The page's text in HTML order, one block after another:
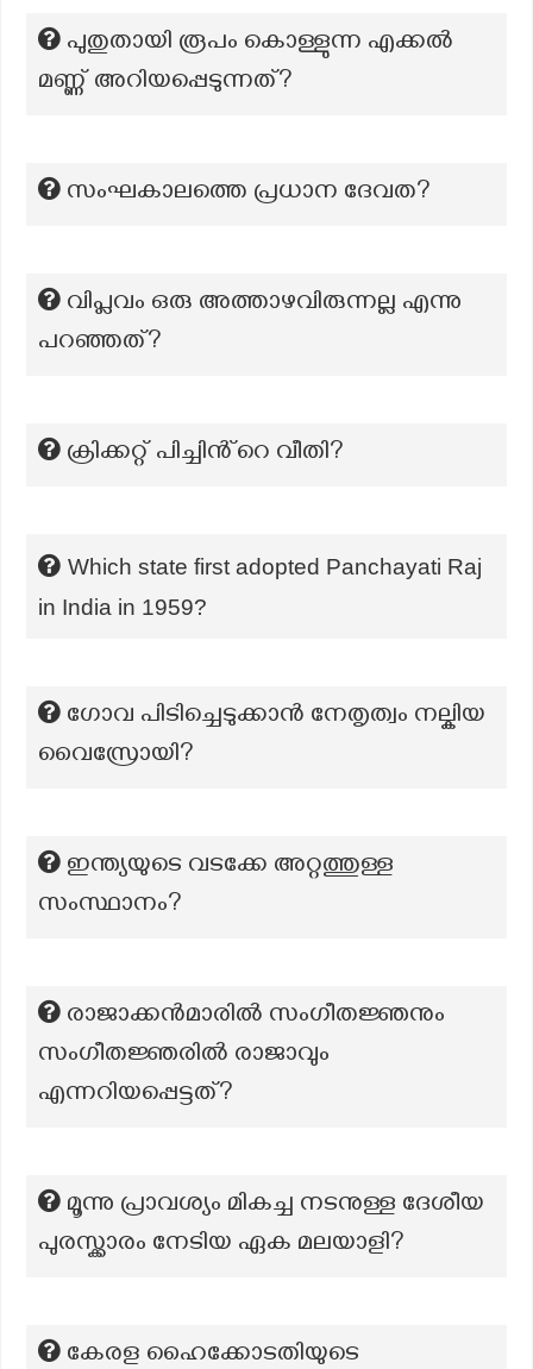
പുതുതായി രൂപം കൊള്ളുന്ന എക്കല്‍
മണ്ണ് അറിയപ്പെടുന്നത്?
സംഘകാലത്തെ പ്രധാന ദേവത?
വിപ്ലവം ഒരു അത്താഴവിരുന്നല്ല എന്നു
പറഞ്ഞത്?
ക്രിക്കറ്റ് പിച്ചിൻ്റെ വീതി?
Which state first adopted Panchayati Raj
in India in 1959?
ഗോവ പിടിച്ചെടുക്കാൻ നേതൃത്വം നല്കിയ
വൈസ്രോയി?
ഇന്ത്യയുടെ വടക്കേ അറ്റത്തുള്ള
സംസ്ഥാനം?
രാജാക്കന്‍മാരില്‍ സംഗീതജ്ഞനും
സംഗീതജ്ഞരില്‍ രാജാവും
എന്നറിയപ്പെട്ടത്?
മൂന്നു പ്രാവശ്യം മികച്ച നടനുള്ള ദേശീയ
പുരസ്ക്കാരം നേടിയ ഏക മലയാളി?
കേരള ഹൈക്കോടതിയുടെ